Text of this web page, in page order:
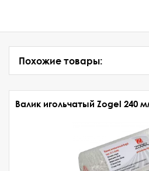
Похожие товары:
Валик игольчатый Zogel 240